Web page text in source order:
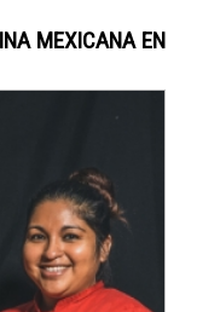
MEXICANA EN